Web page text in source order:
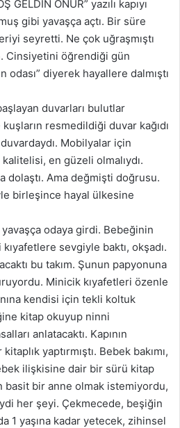
ONUR” yazılı kapıyı
gibi yavaşça açtı. Bir süre
seyretti. Ne çok uğraşmıştı
Cinsiyetini öğrendiği gün
odası” diyerek hayallere dalmıştı
duvarları bulutlar
resmedildiği duvar kağıdı
Mobilyalar için
kalitelisi, en güzeli olmalıydı.
dolaştı. Ama değmişti doğrusu.
birleşince hayal ülkesine
yavaşça odaya girdi. Bebeğinin
sevgiyle baktı, okşadı.
bu takım. Şunun papyonuna
Minicik kıyafetleri özenle
kendisi için tekli koltuk
kitap okuyup ninni
anlatacaktı. Kapının
yaptırmıştı. Bebek bakımı,
ilişkisine dair bir sürü kitap
basit bir anne olmak istemiyordu,
her şeyi. Çekmecede, beşiğin
1 yaşına kadar yetecek, zihinsel